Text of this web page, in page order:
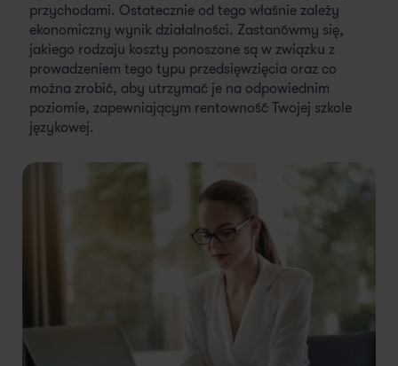
przychodami. Ostatecznie od tego właśnie zależy
ekonomiczny wynik działalności. Zastanówmy się,
jakiego rodzaju koszty ponoszone są w związku z
prowadzeniem tego typu przedsięwzięcia oraz co
można zrobić, aby utrzymać je na odpowiednim
poziomie, zapewniającym rentowność Twojej szkole
językowej.